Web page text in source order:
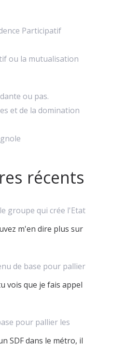
Participatif
ou la mutualisation
ou pas.
et de la domination
récents
le groupe qui crée l'Etat
m'en dire plus sur
de base pour pallier
vois que je fais appel
pour pallier les
SDF dans le métro, il